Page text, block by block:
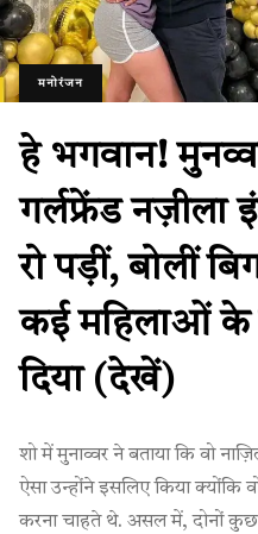
मनोरंजन
हे भगवान!
गर्लफ्रेंड नज़ीला
रो पड़ीं, बोलीं
कई महिलाओं के
दिया (देखें)
शो में मुनाव्वर ने बताया कि वो
ऐसा उन्होंने इसलिए किया क्योंकि
करना चाहते थे. असल में, दोनों